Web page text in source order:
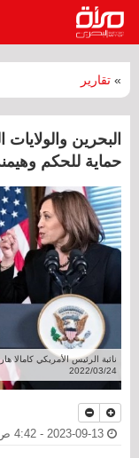
» تقارير
البحرين
حماية للحكم
نائبة الرئيس الأمريكي كامالا
2022/03/24